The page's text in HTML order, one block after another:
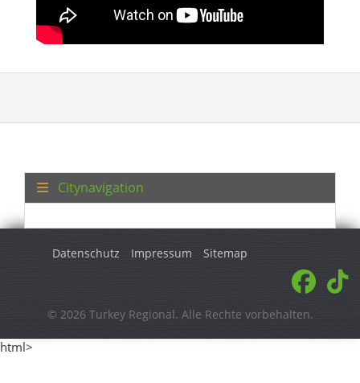
Citynavigation
Datenschutz Impressum Sitemap
© 2026 Turkey Regional. Alle Rechte vorbehalten.
html>